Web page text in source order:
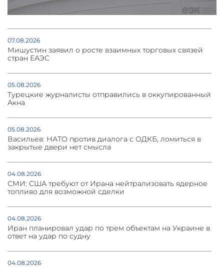
07.08.2026
Мишустин заявил о росте взаимных торговых связей
стран ЕАЭС
05.08.2026
Турецкие журналисты отправились в оккупированный
Акна
05.08.2026
Васильев: НАТО против диалога с ОДКБ, ломиться в
закрытые двери нет смысла
04.08.2026
СМИ: США требуют от Ирана нейтрализовать ядерное
топливо для возможной сделки
04.08.2026
Иран планировал удар по трем объектам на Украине в
ответ на удар по судну
04.08.2026